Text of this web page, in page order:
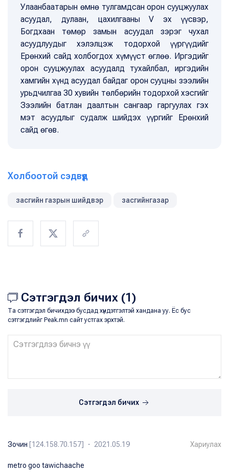
Улаанбаатарын өмнө тулгамдсан орон сууцжуулах
асуудал, дулаан, цахилгааны V эх үүсвэр,
Богдхаан төмөр замын асуудал зэрэг чухал
асуудлуудыг хэлэлцэж тодорхой үүргүүдийг
Ерөнхий сайд холбогдох хүмүүст өглөө. Иргэдийг
орон сууцжуулах асуудалд тухайлбал, иргэдийн
хамгийн хүнд асуудал байдаг орон сууцны зээлийн
урьдчилгаа 30 хувийн төлбөрийн тодорхой хэсгийг
Зээлийн батлан даалтын сангаар гаргуулах гэх
мэт асуудлыг судалж шийдэх үүргийг Ерөнхий
сайд өгөв.
Холбоотой сэдвүүд
засгийн газрын шийдвэр засгийнгазар
Сэтгэгдэл бичих (1)
Та сэтгэгдэл бичихдээ бусдад хүндэтгэлтэй хандана уу. Ёс бус
сэтгэгдлийг Peak.mn сайт устгах эрхтэй.
Сэтгэгдэл бичих
Зочин [124.158.70.157] ・ 2021.05.19 Хариулах
metro goo tawichaache